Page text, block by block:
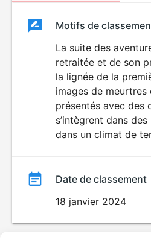
ClassementClassement
Motifs de
La suite des
retraitée et de son
la lignée de la
images de meurtres
présentés avec des
s’intègrent dans
dans un climat de
Date de classement
18 janvier 2024